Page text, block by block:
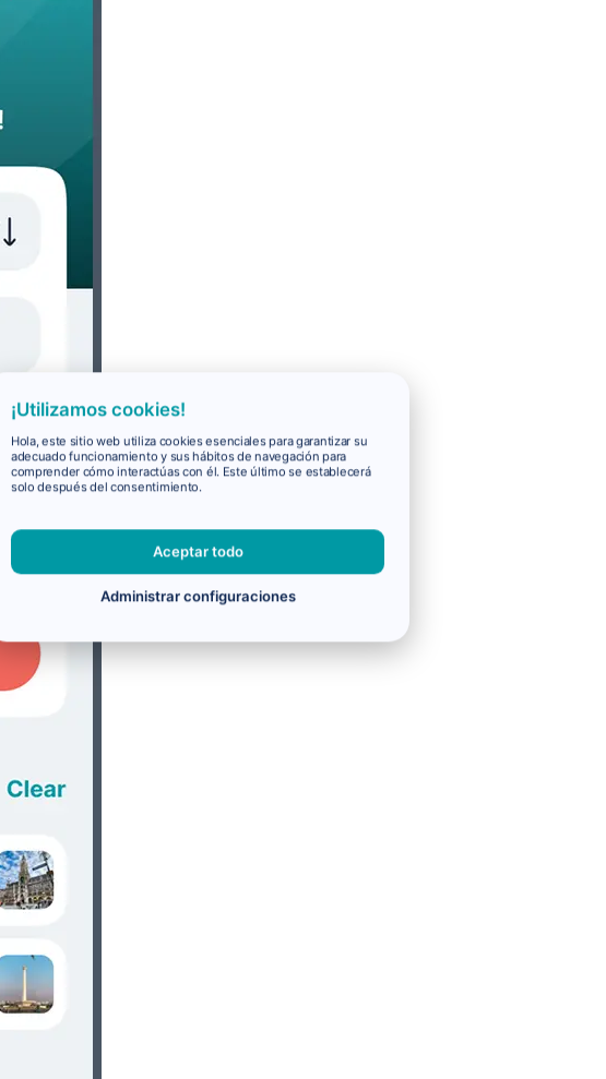
¡Utilizamos cookies!
Hola, este sitio web utiliza cookies esenciales para garantizar su
adecuado funcionamiento y sus hábitos de navegación para
comprender cómo interactúas con él. Este último se establecerá
solo después del consentimiento.
Aceptar todo
Administrar configuraciones